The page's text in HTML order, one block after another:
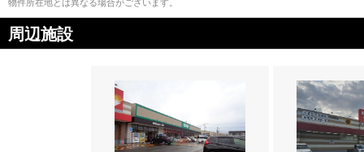
物件所在地とは異なる場合がございます。
周辺施設